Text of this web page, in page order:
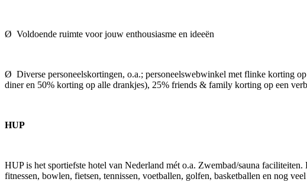
Ø Voldoende ruimte voor jouw enthousiasme en ideeën
Ø Diverse personeelskortingen, o.a.; personeelswebwinkel met flinke korting
diner en 50% korting op alle drankjes), 25% friends & family korting op een
HUP
HUP is het sportiefste hotel van Nederland mét o.a. Zwembad/sauna
fitnessen, bowlen, fietsen, tennissen, voetballen, golfen, basketballen en nog